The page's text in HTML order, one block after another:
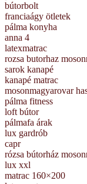
bútorbolt
franciaágy ötletek
pálma konyha
anna 4
latexmatrac
rozsa butorhaz
sarok kanapé
kanapé matrac
mosonmagyarovar
pálma fitness
loft bútor
pálmafa árak
lux gardrób
capr
rózsa bútorház
lux xxl
matrac 160×200